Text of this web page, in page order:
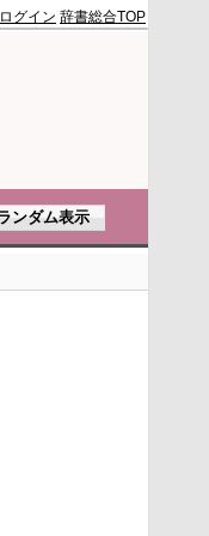
ログイン 辞書総合TOP